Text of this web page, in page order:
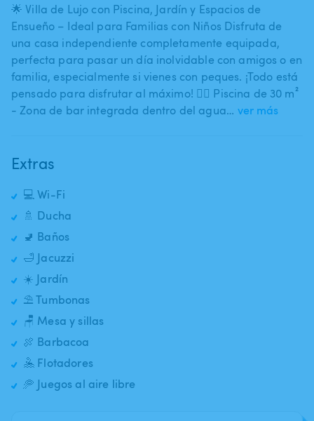
🌟 Villa de Lujo con Piscina​,​ Jardín y Espacios de
Ensueño – Ideal para Familias con Niños Disfruta de
una casa independiente completamente equipada​,​
perfecta para pasar un día inolvidable con amigos o en
familia​,​ especialmente si vienes con peques. ¡Todo está
pensado para disfrutar al máximo! 🏊‍♀️ Piscina de 30 m²
- Zona de bar integrada dentro del agua… ver más
Extras
💻 Wi-Fi
🚿 Ducha
🚽 Baños
🛁 Jacuzzi
☀️ Jardín
⛱️ Tumbonas
🪑 Mesa y sillas
🍖 Barbacoa
🤽 Flotadores
🥏 Juegos al aire libre